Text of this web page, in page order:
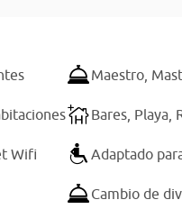
Wifi
Maestro,
Bares, Playa,
Adaptado
Cambio de